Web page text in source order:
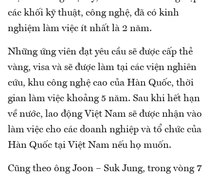
các khối kỹ thuật, công nghệ, đã có kinh
nghiệm làm việc ít nhất là 2 năm.
Những ứng viên đạt yêu cầu sẽ được cấp thẻ
vàng, visa và sẽ được làm tại các viện nghiên
cứu, khu công nghệ cao của Hàn Quốc, thời
gian làm việc khoảng 5 năm. Sau khi hết hạn
về nước, lao động Việt Nam sẽ được nhận vào
làm việc cho các doanh nghiệp và tổ chức của
Hàn Quốc tại Việt Nam nếu họ muốn.
Cũng theo ông Joon – Suk Jung, trong vòng 7